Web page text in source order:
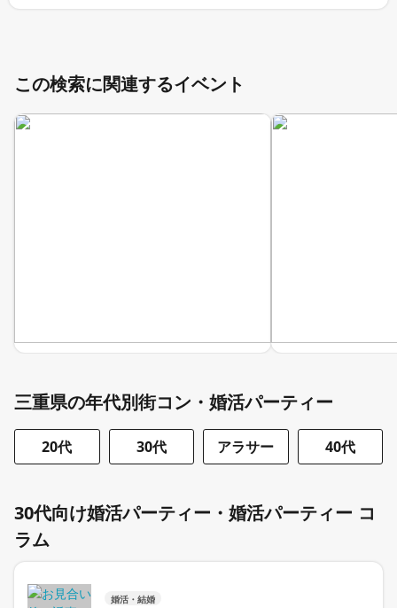
この検索に関連するイベント
三重県の年代別街コン・婚活パーティー
20代 30代 アラサー 40代
30代向け婚活パーティー・婚活パーティー コ
ラム
婚活・結婚